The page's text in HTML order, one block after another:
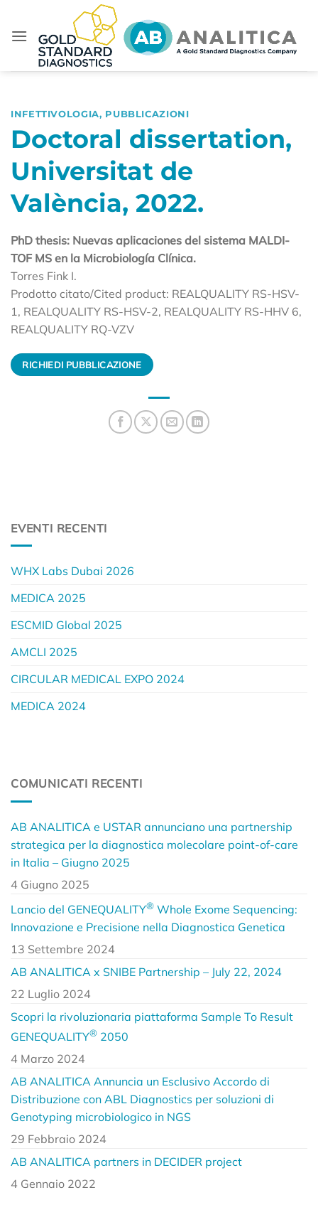
contenuti
INFETTIVOLOGIA, PUBBLICAZIONI
Doctoral dissertation,
Universitat de
València, 2022.
PhD thesis: Nuevas aplicaciones del sistema MALDI-
TOF MS en la Microbiología Clínica.
Torres Fink I.
Prodotto citato/Cited product: REALQUALITY RS-HSV-
1, REALQUALITY RS-HSV-2, REALQUALITY RS-HHV 6,
REALQUALITY RQ-VZV
RICHIEDI PUBBLICAZIONE
EVENTI RECENTI
WHX Labs Dubai 2026
MEDICA 2025
ESCMID Global 2025
AMCLI 2025
CIRCULAR MEDICAL EXPO 2024
MEDICA 2024
COMUNICATI RECENTI
AB ANALITICA e USTAR annunciano una partnership
strategica per la diagnostica molecolare point-of-care
in Italia – Giugno 2025
4 Giugno 2025
Lancio del GENEQUALITY® Whole Exome Sequencing:
Innovazione e Precisione nella Diagnostica Genetica
13 Settembre 2024
AB ANALITICA x SNIBE Partnership – July 22, 2024
22 Luglio 2024
Scopri la rivoluzionaria piattaforma Sample To Result
GENEQUALITY® 2050
4 Marzo 2024
AB ANALITICA Annuncia un Esclusivo Accordo di
Distribuzione con ABL Diagnostics per soluzioni di
Genotyping microbiologico in NGS
29 Febbraio 2024
AB ANALITICA partners in DECIDER project
4 Gennaio 2022